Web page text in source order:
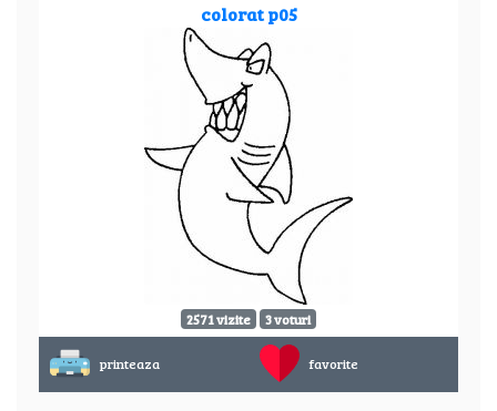
colorat p05
2571 vizite 3 voturi
printeaza favorite